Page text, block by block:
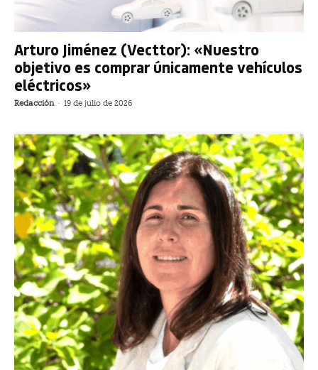
Arturo Jiménez (Vecttor): «Nuestro
objetivo es comprar únicamente vehículos
eléctricos»
Redacción - 19 de julio de 2026